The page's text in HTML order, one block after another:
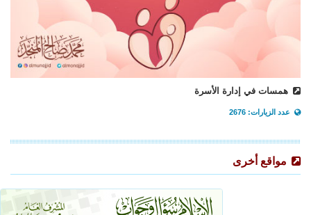
همسات في إدارة الأسرة
عدد الزيارات: 2676
مواقع أخرى